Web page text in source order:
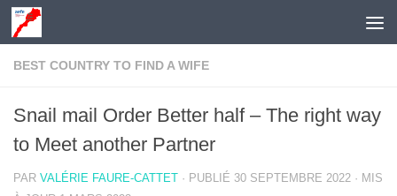
Skip to content
BEST COUNTRY TO FIND A WIFE
Snail mail Order Better half – The right way
to Meet another Partner
PAR VALÉRIE FAURE-CATTET · PUBLIÉ 30 SEPTEMBRE 2022 · MIS